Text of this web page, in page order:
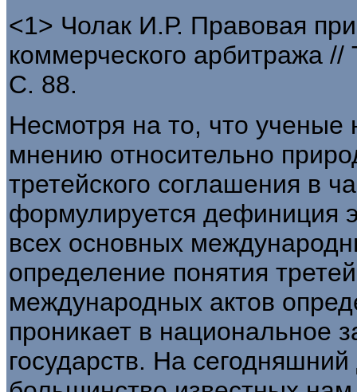
<1> Чолак И.Р. Правовая
коммерческого арбитража
С. 88.
Несмотря на то, что ученые
мнению относительно
третейского соглашения в
формулируется дефиниция
всех основных
определение понятия
международных актов
проникает в национальное
государств. На